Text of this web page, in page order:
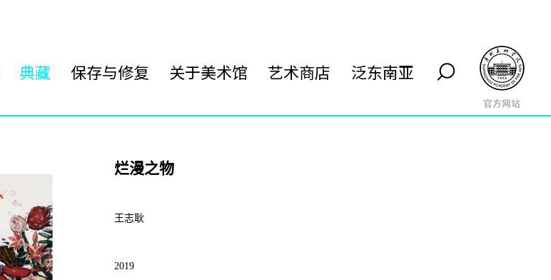
典藏 保存与修复 关于美术馆 艺术商店 泛东南亚
烂漫之物
王志耿
2019